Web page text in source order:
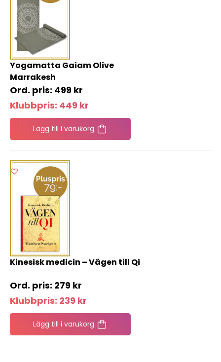
Yogamatta Gaiam Olive
Marrakesh
499 kr
Klubbpris: 449 kr
Lägg till i varukorg
Kinesisk medicin – Vägen till Qi
279 kr
Klubbpris: 239 kr
Lägg till i varukorg